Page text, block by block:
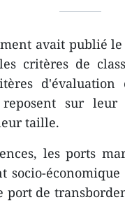
avait publié le
critères de
sur
taille.
les ports
socio-
port de